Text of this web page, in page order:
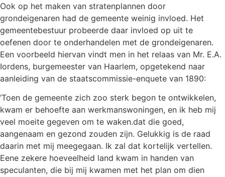
Ook op het maken van stratenplannen door
grondeigenaren had de gemeente weinig invloed. Het
gemeentebestuur probeerde daar invloed op uit te
oefenen door te onderhandelen met de grondeigenaren.
Een voorbeeld hiervan vindt men in het relaas van Mr. E.A.
Iordens, burgemeester van Haarlem, opgetekend naar
aanleiding van de staatscommissie-enquete van 1890:
‘Toen de gemeente zich zoo sterk begon te ontwikkelen,
kwam er behoefte aan werkmanswoningen, en ik heb mij
veel moeite gegeven om te waken.dat die goed,
aangenaam en gezond zouden zijn. Gelukkig is de raad
daarin met mij meegegaan. Ik zal dat kortelijk vertellen.
Eene zekere hoeveelheid land kwam in handen van
speculanten, die bij mij kwamen met het plan om dien